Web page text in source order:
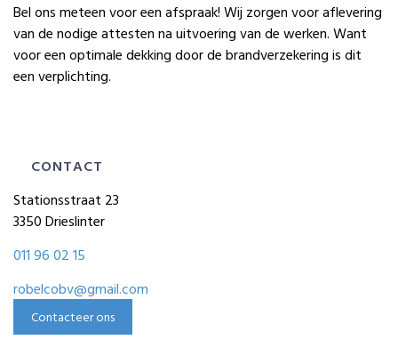
Bel ons meteen voor een afspraak! Wij zorgen voor aflevering
van de nodige attesten na uitvoering van de werken. Want
voor een optimale dekking door de brandverzekering is dit
een verplichting.
CONTACT
Stationsstraat 23
3350 Drieslinter
011 96 02 15
robelcobv@gmail.com
Contacteer ons